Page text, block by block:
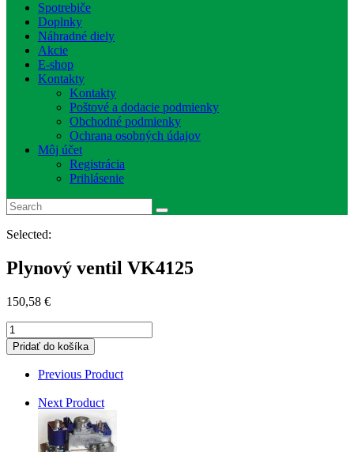
Spotrebiče
Doplnky
Náhradné diely
Akcie
E-shop
Kontakty
Kontakty
Poštové a dodacie podmienky
Obchodné podmienky
Ochrana osobných údajov
Môj účet
Registrácia
Prihlásenie
Selected:
Plynový ventil VK4125
150,58 €
množstvo
Plynový
ventil
VK4125
Pridať do košíka
Previous Product
Next Product